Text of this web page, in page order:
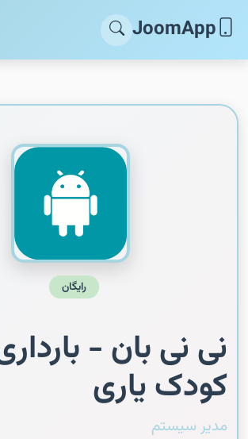
JoomApp
رایگان
نی نی بان -
کودک یاری
مدیر سیستم